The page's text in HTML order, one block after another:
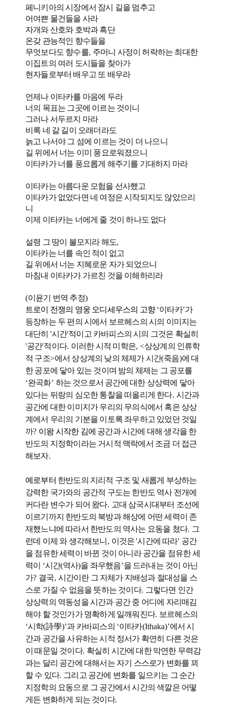
페니키아의 시장에서 잠시 길을 멈추고
어여쁜 물건들을 사라
자개와 산호와 호박과 흑단
온갖 관능적인 향수들을
무엇보다도 향수를, 주머니 사정이 허락하는 최대한
이집트의 여러 도시들을 찾아가
현자들로부터 배우고 또 배우라
언제나 이타카를 마음에 두라
너의 목표는 그곳에 이르는 것이니
그러나 서두르지 마라
비록 네 갈 길이 오래더라도
늙고 나서야 그 섬에 이르는 것이 더 나으니
길 위에서 너는 이미 풍요로워졌으니
이타카가 너를 풍요롭게 해주기를 기대하지 마라
이타카는 아름다운 모험을 선사했고
이타카가 없었다면 네 여정은 시작되지도 않았으리
니
이제 이타카는 너에게 줄 것이 하나도 없다
설령 그 땅이 불모지라 해도,
이타카는 너를 속인 적이 없고
길 위에서 너는 지혜로운 자가 되었으니
마침내 이타카가 가르친 것을 이해하리라
(이윤기 번역 추정)
트로이 전쟁의 영웅 오디세우스의 고향‘이타카’가
등장하는 두 편의 시에서 보르헤스의 시의 이미지는
대단히 '시간'적이고 카바피스의 시의 그것은 확실히
'공간'적이다. 이러한 시적 미학은, <상상계의 인류학
적 구조>에서 상상계의 낮의 체제가 시간(죽음)에 대
한 공포에 닿아 있는 것이며 밤의 체제는 그 공포를
‘완곡화’ 하는 것으로서 공간에 대한 상상력에 닿아
있다는 뒤랑의 심오한 통찰을 떠올리게 한다. 시간과
공간에 대한 이미지가 우리의 무의식에서 혹은 상상
계에서 우리의 기분을 이토록 좌우하고 있었던 것일
까? 이왕 시작한 김에 공간과 시간에 대해 생각을 한
반도의 지정학이라는 거시적 맥락에서 조금 더 접근
해보자.
예로부터 한반도의 지리적 구조 및 새롭게 부상하는
강력한 국가와의 공간적 구도는 한반도 역사 전개에
커다란 변수가 되어 왔다. 고대 삼국시대부터 조선에
이르기까지 한반도의 북방과 해상에 어떤 세력이 존
재했느냐에 따라서 한반도의 역사는 요동을 쳤다. 그
런데 이제 와 생각해보니 , 이것은'시간에 따라' 공간
을 점유한 세력이 바뀐 것이 아니라 공간을 점유한 세
력이 ‘시간(역사)을 좌우했음’을 드러내는 것이 아닌
가? 결국, 시간이란 그 자체가 지배성과 절대성을 스
스로 가질 수 없음을 뜻하는 것이다. 그렇다면 인간
상상력의 역동성을 시간과 공간 중 어디에 자리매김
해야 할 것인가가 명확하게 일깨워진다. 보르헤스의
‘시학(詩學)’과 카바피스의 ‘이타카(Ithaka)’에서 시
간과 공간을 사유하는 시적 정서가 확연히 다른 것은
이 때문일 것이다. 확실히 시간에 대한 막연한 무력감
과는 달리 공간에 대해서는 자기 스스로가 변화를 꾀
할 수 있다. 그리고 공간에 변화를 일으키는 그 순간
지정학의 요동으로 그 공간에서 시간의 색깔은 어떻
게든 변화하게 되는 것이다.